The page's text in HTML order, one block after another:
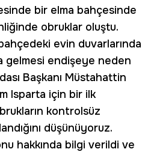
bir elma bahçesinde
obruklar oluştu.
evin duvarlarında
gelmesi endişeye neden
Başkanı Müstahattin
Isparta için bir ilk
kontrolsüz
düşünüyoruz.
hakkında bilgi verildi ve